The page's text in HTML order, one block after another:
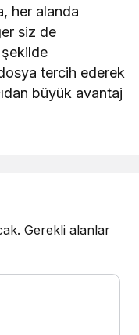
her alanda
siz de
tercih ederek
büyük avantaj
Gerekli alanlar